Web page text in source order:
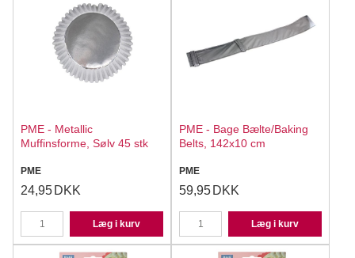
PME - Metallic
Muffinsforme, Sølv 45 stk
PME
24,95 DKK
Læg i kurv
PME - Bage Bælte/Baking
Belts, 142x10 cm
PME
59,95 DKK
Læg i kurv